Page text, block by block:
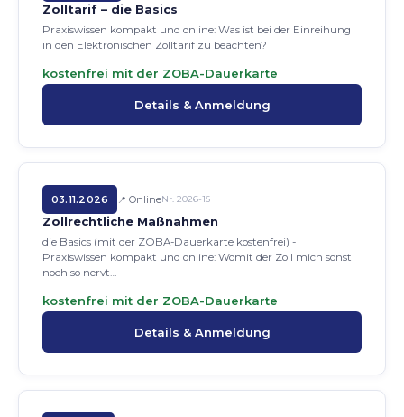
Zolltarif – die Basics
Praxiswissen kompakt und online: Was ist bei der Einreihung
in den Elektronischen Zolltarif zu beachten?
kostenfrei mit der ZOBA-Dauerkarte
Details & Anmeldung
03.11.2026 OnlineNr. 2026-15
Zollrechtliche Maßnahmen
die Basics (mit der ZOBA-Dauerkarte kostenfrei) -
Praxiswissen kompakt und online: Womit der Zoll mich sonst
noch so nervt…
kostenfrei mit der ZOBA-Dauerkarte
Details & Anmeldung